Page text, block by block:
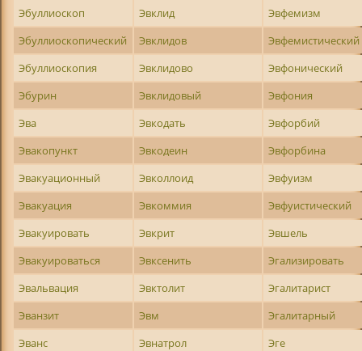
Эбуллиоскоп
Эвклид
Эвфемизм
Эбуллиоскопический
Эвклидов
Эвфемистический
Эбуллиоскопия
Эвклидово
Эвфонический
Эбурин
Эвклидовый
Эвфония
Эва
Эвкодать
Эвфорбий
Эвакопункт
Эвкодеин
Эвфорбина
Эвакуационный
Эвколлоид
Эвфуизм
Эвакуация
Эвкоммия
Эвфуистический
Эвакуировать
Эвкрит
Эвшель
Эвакуироваться
Эвксенить
Эгализировать
Эвальвация
Эвктолит
Эгалитарист
Эванзит
Эвм
Эгалитарный
Эванс
Эвнатрол
Эге